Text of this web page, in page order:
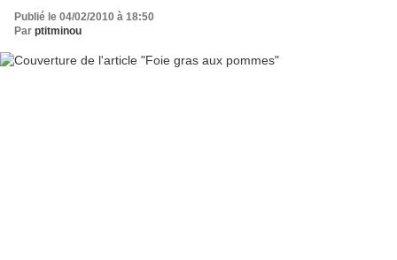
Publié le 04/02/2010 à 18:50
Par ptitminou